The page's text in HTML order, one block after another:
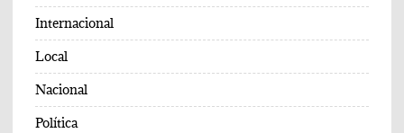
Internacional
Local
Nacional
Política